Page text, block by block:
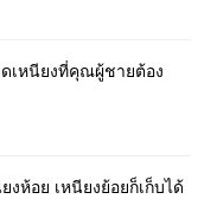
เหนียงที่คุณผู้ชายต้อง
งห้อย เหนียงย้อยก็เก็บได้